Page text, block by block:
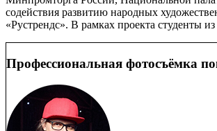
содействия развитию народных
«Рустрендс». В рамках проекта студенты
Профессиональная фотосъёмка